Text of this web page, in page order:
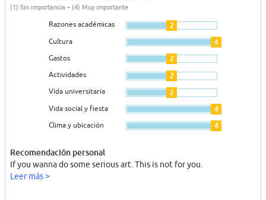
(1) Sin importancia – (4) Muy importante
Razones académicas 2
Cultura 4
Gastos 2
Actividades 2
Vida universitaria 2
Vida social y fiesta 4
Clima y ubicación 4
Recomendación personal
If you wanna do some serious art. This is not for you.
Leer más >